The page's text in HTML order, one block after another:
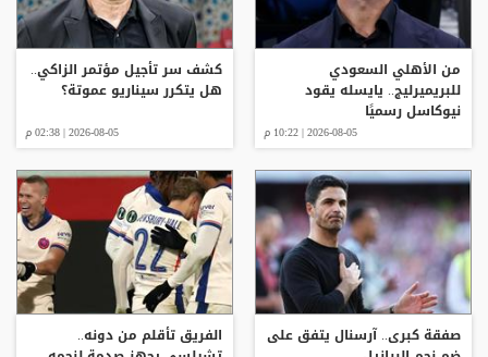
من الأهلي السعودي
للبريميرليج.. يايسله يقود
نيوكاسل رسميًا
2026-08-05 | 10:22 م
كشف سر تأجيل مؤتمر الزاكي..
هل يتكرر سيناريو عموتة؟
2026-08-05 | 02:38 م
صفقة كبرى.. آرسنال يتفق على
الفريق تأقلم من دونه..